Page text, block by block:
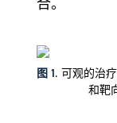
图 1. 可观的治
和靶